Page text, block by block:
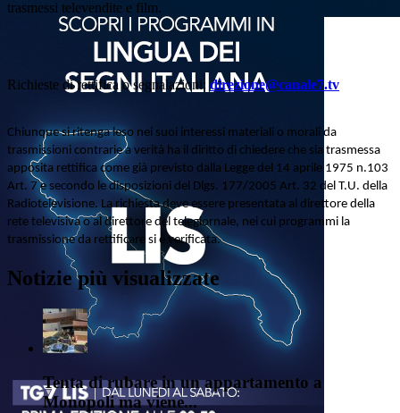
trasmessi televendite e film.
Richieste di rettifica o segnalazioni: direzione@canale7.tv
Chiunque si ritenga leso nei suoi interessi materiali o morali da
trasmissioni contrarie a verità ha il diritto di chiedere che sia trasmessa
apposita rettifica come già previsto dalla Legge del 14 aprile 1975 n.103
Art. 7 e secondo le disposizioni del Dlgs. 177/2005 Art. 32 del T.U. della
Radiotelevisione. La richiesta deve essere presentata al direttore della
rete televisiva o al direttore del telegiornale, nei cui programmi la
trasmissione da rettificare si è verificata.
Notizie più visualizzate
Tenta di rubare in un appartamento a
Monopoli ma viene...